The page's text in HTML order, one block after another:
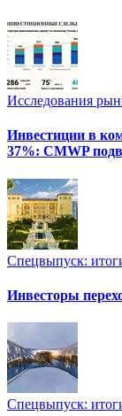
Исследования
Инвестиции в
37%: CMWP
Спецвыпуск:
Инвесторы
Спецвыпуск: